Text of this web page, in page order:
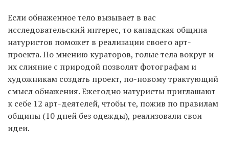
Если обнаженное тело вызывает в вас
исследовательский интерес, то канадская община
натуристов поможет в реализации своего арт-
проекта. По мнению кураторов, голые тела вокруг и
их слияние с природой позволят фотографам и
художникам создать проект, по-новому трактующий
смысл обнажения. Ежегодно натуристы приглашают
к себе 12 арт-деятелей, чтобы те, пожив по правилам
общины (10 дней без одежды), реализовали свои
идеи.